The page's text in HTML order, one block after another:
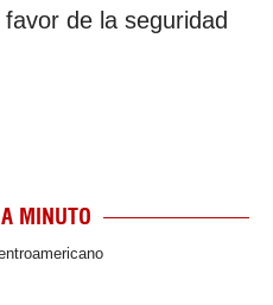
de la seguridad
MINUTO